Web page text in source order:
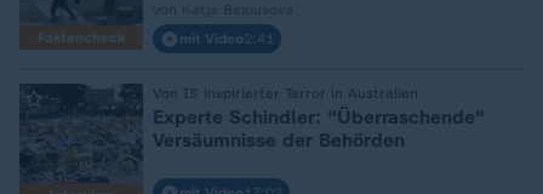
Faktencheck
mit Video2:41
Von IS inspirierter Terror in Australien
Experte Schindler: "Überraschende"
Versäumnisse der Behörden